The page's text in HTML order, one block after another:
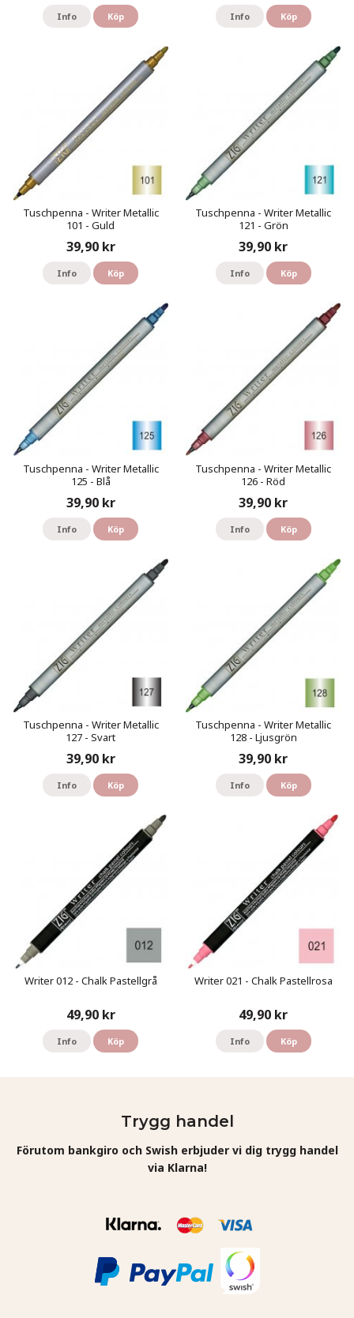
Info Köp Info Köp
Tuschpenna - Writer Metallic
101 - Guld
39,90 kr
Info Köp
Tuschpenna - Writer Metallic
121 - Grön
39,90 kr
Info Köp
Tuschpenna - Writer Metallic
125 - Blå
39,90 kr
Info Köp
Tuschpenna - Writer Metallic
126 - Röd
39,90 kr
Info Köp
Tuschpenna - Writer Metallic
127 - Svart
39,90 kr
Info Köp
Tuschpenna - Writer Metallic
128 - Ljusgrön
39,90 kr
Info Köp
Writer 012 - Chalk Pastellgrå
49,90 kr
Info Köp
Writer 021 - Chalk Pastellrosa
49,90 kr
Info Köp
Trygg handel
Förutom bankgiro och Swish erbjuder vi dig trygg handel
via Klarna!